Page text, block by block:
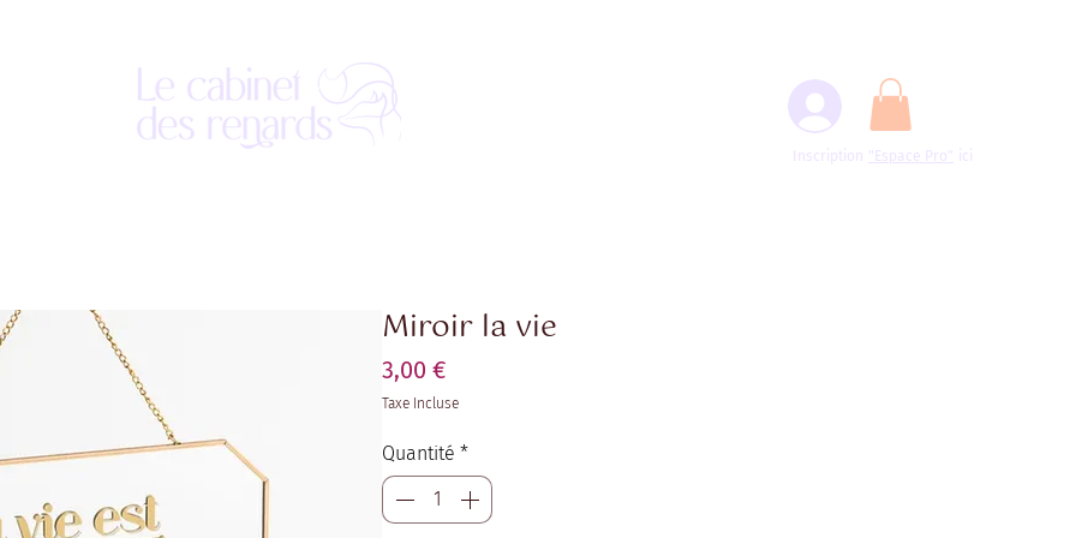
Inscription "Espace Pro" ici
Miroir la vie
3,00 €
Taxe Incluse
Quantité *